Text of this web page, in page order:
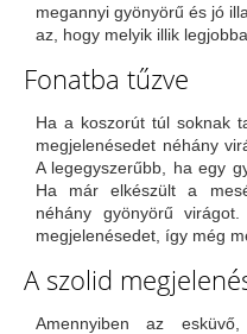
megannyi gyönyörű és jó
az, hogy melyik illik
Fonatba tűzve
Ha a koszorút túl soknak
megjelenésedet néhány
A legegyszerűbb, ha egy
Ha már elkészült a
néhány gyönyörű
megjelenésedet, így még
A szolid
Amennyiben az